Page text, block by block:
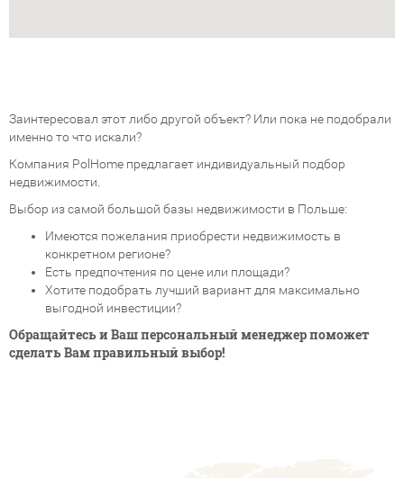
Заинтересовал этот либо другой объект? Или пока не подобрали
именно то что искали?
Компания PolHome предлагает индивидуальный подбор
недвижимости.
Выбор из самой большой базы недвижимости в Польше:
Имеются пожелания приобрести недвижимость в
конкретном регионе?
Есть предпочтения по цене или площади?
Хотите подобрать лучший вариант для максимально
выгодной инвестиции?
Обращайтесь и Ваш персональный менеджер поможет
сделать Вам правильный выбор!